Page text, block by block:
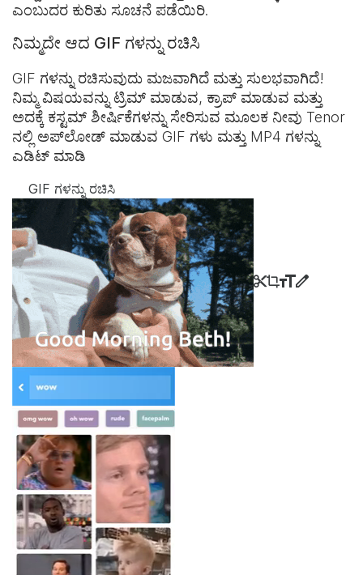
ಎಂಬುದರ ಕುರಿತು ಸೂಚನೆ ಪಡೆಯಿರಿ.
ನಿಮ್ಮದೇ ಆದ GIF ಗಳನ್ನು ರಚಿಸಿ
GIF ಗಳನ್ನು ರಚಿಸುವುದು ಮಜವಾಗಿದೆ ಮತ್ತು ಸುಲಭವಾಗಿದೆ!
ನಿಮ್ಮ ವಿಷಯವನ್ನು ಟ್ರಿಮ್ ಮಾಡುವ, ಕ್ರಾಪ್ ಮಾಡುವ ಮತ್ತು
ಅದಕ್ಕೆ ಕಸ್ಟಮ್ ಶೀರ್ಷಿಕೆಗಳನ್ನು ಸೇರಿಸುವ ಮೂಲಕ ನೀವು Tenor
ನಲ್ಲಿ ಅಪ್‌ಲೋಡ್ ಮಾಡುವ GIF ಗಳು ಮತ್ತು MP4 ಗಳನ್ನು
ಎಡಿಟ್ ಮಾಡಿ
GIF ಗಳನ್ನು ರಚಿಸಿ